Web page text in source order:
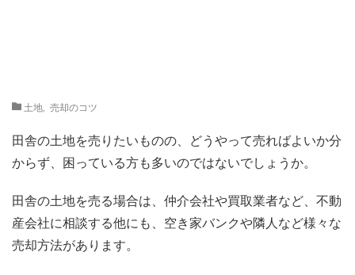
土地 売却のコツ
田舎の土地を売りたいものの、どうやって売ればよいか分
からず、困っている方も多いのではないでしょうか。
田舎の土地を売る場合は、仲介会社や買取業者など、不動
産会社に相談する他にも、空き家バンクや隣人など様々な
売却方法があります。